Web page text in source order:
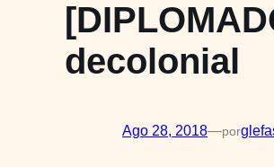
decolonial
Ago 28, 2018—por